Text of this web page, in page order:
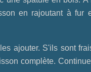
en rajoutant à fur
ajouter. S'ils sont
complète.